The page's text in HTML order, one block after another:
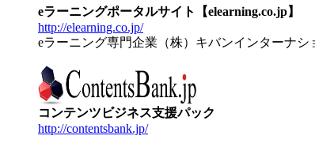
eラーニングポータルサイト【elearning.co.jp】
http://elearning.co.jp/
eラーニング専門企業（株）キバンインターナシ
コンテンツビジネス支援パック
http://contentsbank.jp/